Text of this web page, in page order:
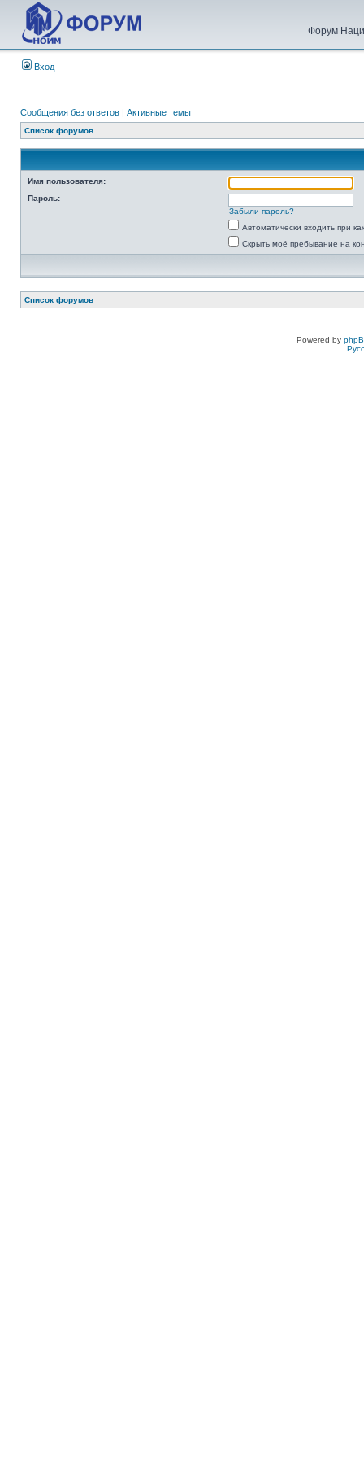
Форум
Вход
Сообщения без ответов | Активные темы
Список форумов
Имя пользователя:
Пароль:
Забыли пароль?
Автоматически входить при
Скрыть моё пребывание на
Список форумов
Powered by